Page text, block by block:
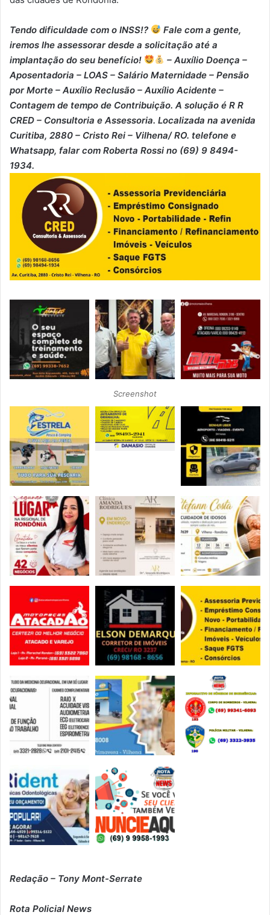
Tendo dificuldade com o INSS!?
Fale com a gente,
iremos lhe assessorar desde a solicitação até a
implantação do seu benefício!
– Auxílio Doença –
⁠Aposentadoria – ⁠LOAS – ⁠Salário Maternidade – ⁠Pensão
por Morte – ⁠Auxílio Reclusão – ⁠Auxílio Acidente –
⁠Contagem de tempo de Contribuição. A solução é R R
CRED – Consultoria e Assessoria. Localizada na avenida
Curitiba, 2880 – Cristo Rei – Vilhena/ RO. telefone e
Whatsapp, falar com Roberta Rossi no (69) 9 8494-
1934.
Screenshot
Redação – Tony Mont-Serrate
Rota Policial News